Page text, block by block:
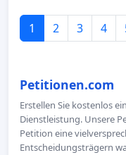
1 2 3 4
Petitionen.com
Erstellen Sie kostenlos
Dienstleistung. Unsere
Petition eine
Entscheidungsträgern